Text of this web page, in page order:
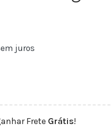
juros
Frete Grátis!